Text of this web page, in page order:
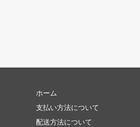
ホーム
支払い方法について
配送方法について